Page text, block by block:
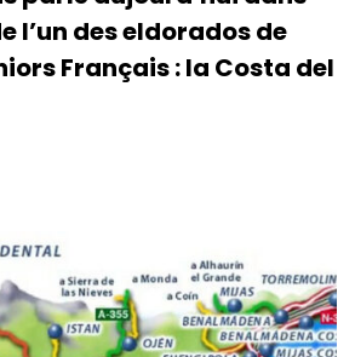
l’un des eldorados de
Français : la Costa del